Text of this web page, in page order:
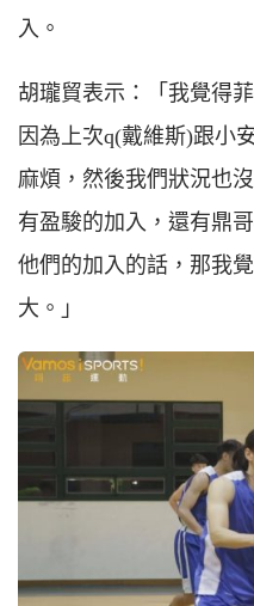
入。
胡瓏貿表示：「我覺得
因為上次q(戴維斯)跟小
麻煩，然後我們狀況也
有盈駿的加入，還有鼎
他們的加入的話，那我
大。」